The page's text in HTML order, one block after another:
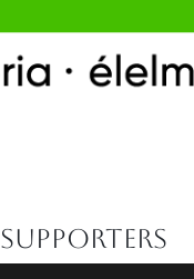
Supporters